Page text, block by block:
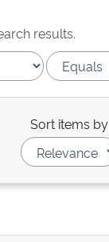
results.
Sort items by